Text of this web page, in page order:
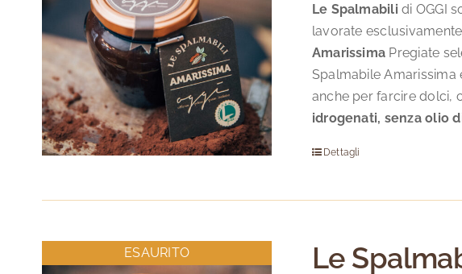
Le Spalmabili di OGGI
lavorate
Amarissima Pregiate
Spalmabile
anche per farcire dolci,
idrogenati, senza olio
Dettagli
ESAURITO Le